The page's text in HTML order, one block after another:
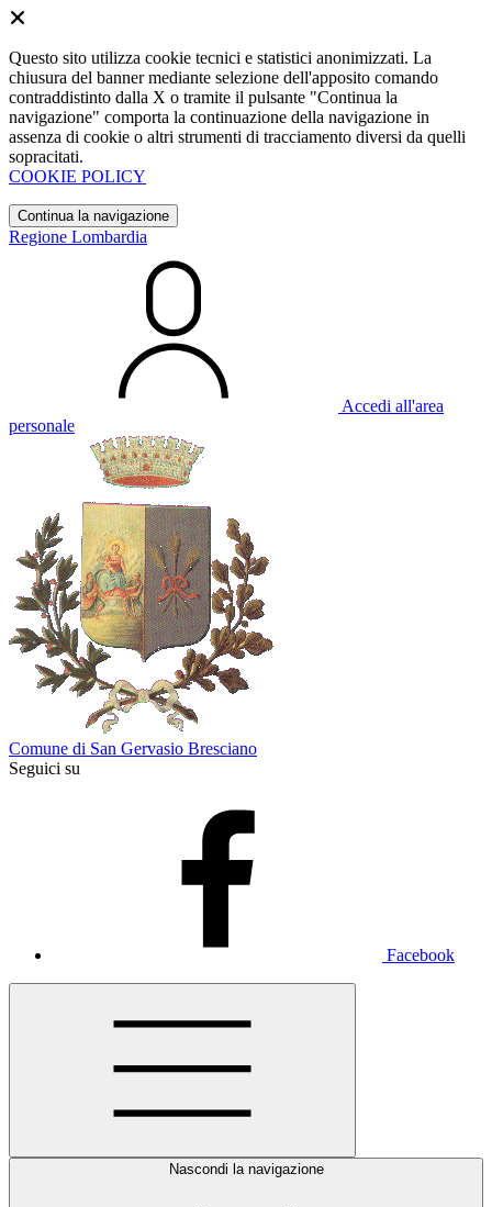
Questo sito utilizza cookie tecnici e statistici anonimizzati. La
chiusura del banner mediante selezione dell'apposito comando
contraddistinto dalla X o tramite il pulsante "Continua la
navigazione" comporta la continuazione della navigazione in
assenza di cookie o altri strumenti di tracciamento diversi da quelli
sopracitati.
COOKIE POLICY
Continua la navigazione
Regione Lombardia
Accedi all'area
personale
Comune di San Gervasio Bresciano
Seguici su
Facebook
Nascondi la navigazione